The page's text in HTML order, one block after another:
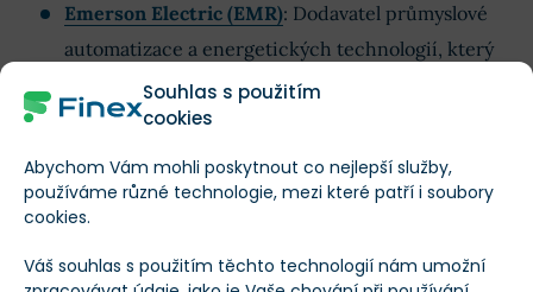
Souhlas s použitím
cookies
Abychom Vám mohli poskytnout co nejlepší služby,
používáme různé technologie, mezi které patří i soubory
cookies.
Váš souhlas s použitím těchto technologií nám umožní
Emerson Electric (EMR): Dodavatel průmyslové
automatizace a energetických technologií, který
pravidelně navyšuje dividendy již více než 60 let.
Silné zázemí ve výrobě a servisní smlouvy zajišťují
stabilní růst cash flow.